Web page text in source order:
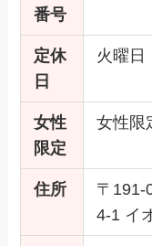
番号
定休
日
火曜日
女性
限定
女性限
住所
〒191-
4-1 イ